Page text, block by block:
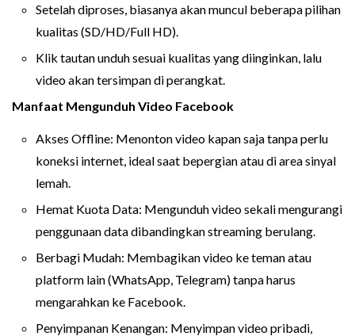
Setelah diproses, biasanya akan muncul beberapa pilihan
kualitas (SD/HD/Full HD).
Klik tautan unduh sesuai kualitas yang diinginkan, lalu
video akan tersimpan di perangkat.
Manfaat Mengunduh Video Facebook
Akses Offline: Menonton video kapan saja tanpa perlu
koneksi internet, ideal saat bepergian atau di area sinyal
lemah.
Hemat Kuota Data: Mengunduh video sekali mengurangi
penggunaan data dibandingkan streaming berulang.
Berbagi Mudah: Membagikan video ke teman atau
platform lain (WhatsApp, Telegram) tanpa harus
mengarahkan ke Facebook.
Penyimpanan Kenangan: Menyimpan video pribadi,